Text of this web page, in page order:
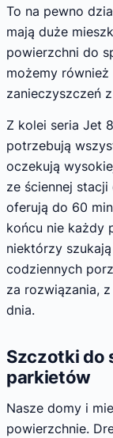
To na pewno
mają duże
powierzchni do
możemy również
zanieczyszczeń
Z kolei seria Jet
potrzebują
oczekują
ze ściennej
oferują do 60
końcu nie każdy
niektórzy
codziennych
za rozwiązania,
dnia.
Szczotki do
parkietów
Nasze domy i
powierzchnie.